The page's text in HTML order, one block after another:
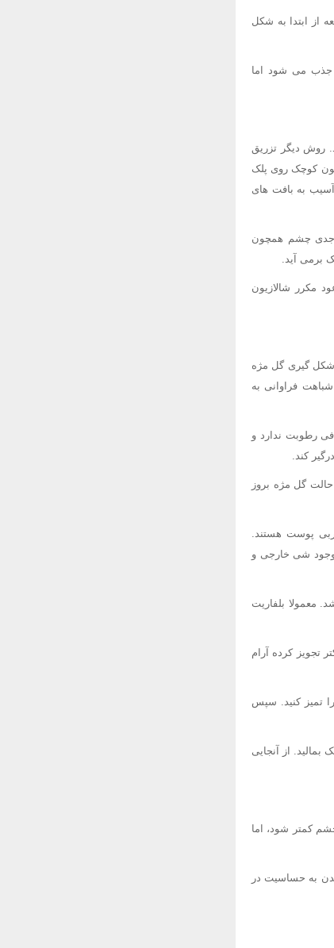
از ابتدا به شکل
جذب می شود اما
روش دیگر تزریق
کوچک روی پلک
به بافت های
جدی چشم همچون
برمی آید.
مکرر شالازیون
شکل گیری گل مژه
فراوانی به
رطوبت ندارد و
کند.
گل مژه بروز
پوست هستند.
وجود شی خارجی و
معمولا بلفاریت
تجویز کرده آرام
تمیز کنید. سپس
از آنجایی
کمتر شود، اما
به حساسیت در